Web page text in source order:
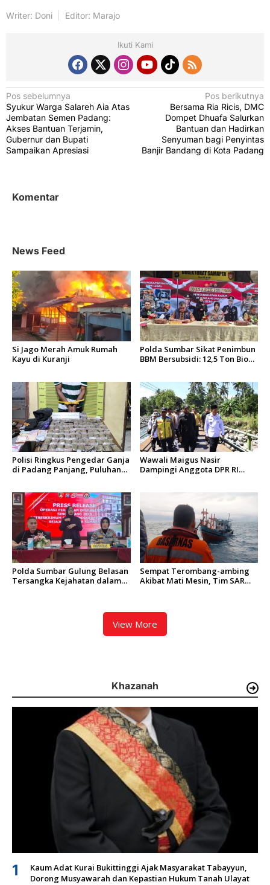
Writer: Doni Editor: Marajo
Ikuti Kami
N
a
v
i
s
o
s
Pos sebelumnya
Syukur Warga Salareh Aia Atas
Jembatan Semen Padang:
Akses Bantuan Terjamin,
Gubernur dan Bupati
Sampaikan Apresiasi
Pos berikutnya
Bersama Ria Ricis, DMC
Dompet Dhuafa Salurkan
Bantuan dan Hadirkan
Senyuman bagi Penyintas
Banjir Bandang di Kota Padang
Komentar
News Feed
Si Jago Merah Amuk Rumah
Kayu di Kuranji
Polda Sumbar Sikat Penimbun
BBM Bersubsidi: 12,5 Ton Bio
Polisi Ringkus Pengedar Ganja
di Padang Panjang, Puluhan
Wawali Maigus Nasir
Dampingi Anggota DPR RI
Pascabanjir di Pauh
Polda Sumbar Gulung Belasan
Tersangka Kejahatan dalam
Sempat Terombang-ambing
Akibat Mati Mesin, Tim SAR
View More
Khazanah
1
Kaum Adat Kurai Bukittinggi Ajak Masyarakat Tabayyun,
Dorong Musyawarah dan Kepastian Hukum Tanah Ulayat